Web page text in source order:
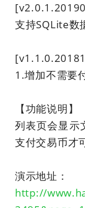
支持SQLite数
1.增加不需要
【功能说明】
列表页会显示
支付交易币才
演示地址：
http://